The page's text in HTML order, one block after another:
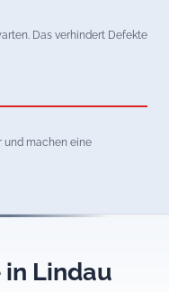
Das verhindert Defekte
und machen eine
in Lindau